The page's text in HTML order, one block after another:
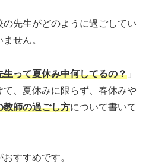
先生がどのように過ごしてい
せん。
生って夏休み中何してるの？ 」
、夏休みに限らず、春休みや
教師の過ごし方について書いて
すすめです。